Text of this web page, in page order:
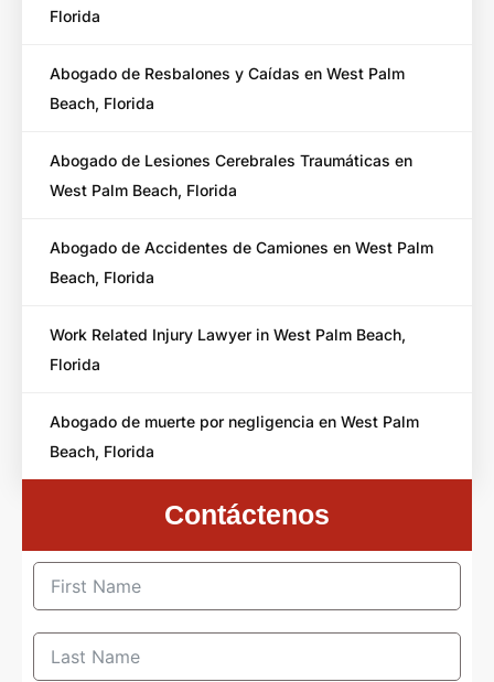
Florida
Abogado de Resbalones y Caídas en West Palm
Beach, Florida
Abogado de Lesiones Cerebrales Traumáticas en
West Palm Beach, Florida
Abogado de Accidentes de Camiones en West Palm
Beach, Florida
Work Related Injury Lawyer in West Palm Beach,
Florida
Abogado de muerte por negligencia en West Palm
Beach, Florida
Contáctenos